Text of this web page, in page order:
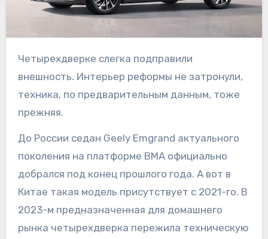
Четырехдверке слегка подправили
внешность. Интерьер реформы не затронули,
техника, по предварительным данным, тоже
прежняя.
До России седан Geely Emgrand актуального
поколения на платформе BMA официально
добрался под конец прошлого года. А вот в
Китае такая модель присутствует с 2021-го. В
2023-м предназначенная для домашнего
рынка четырехдверка пережила техническую